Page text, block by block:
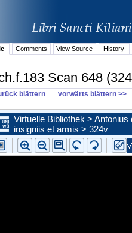
Comments View Source History
Scan 648
blättern vorwärts blättern >>